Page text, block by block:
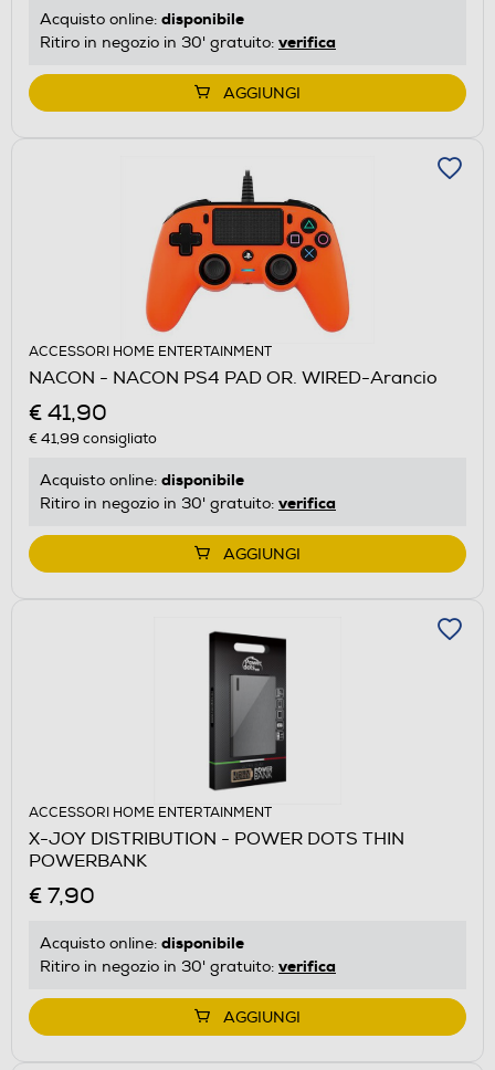
Acquisto online: disponibile
Ritiro in negozio in 30' gratuito: verifica
AGGIUNGI
ACCESSORI HOME ENTERTAINMENT
NACON - NACON PS4 PAD OR. WIRED-Arancio
€ 41,90
€ 41,99 consigliato
Acquisto online: disponibile
Ritiro in negozio in 30' gratuito: verifica
AGGIUNGI
ACCESSORI HOME ENTERTAINMENT
X-JOY DISTRIBUTION - POWER DOTS THIN
POWERBANK
€ 7,90
Acquisto online: disponibile
Ritiro in negozio in 30' gratuito: verifica
AGGIUNGI